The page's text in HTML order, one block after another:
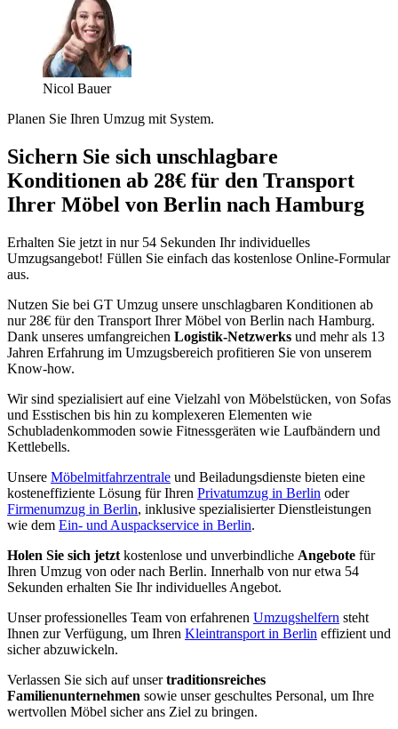
Nicol Bauer
Planen Sie Ihren Umzug mit System.
Sichern Sie sich unschlagbare
Konditionen ab 28€ für den Transport
Ihrer Möbel von Berlin nach Hamburg
Erhalten Sie jetzt in nur 54 Sekunden Ihr individuelles
Umzugsangebot! Füllen Sie einfach das kostenlose Online-Formular
aus.
Nutzen Sie bei GT Umzug unsere unschlagbaren Konditionen ab
nur 28€ für den Transport Ihrer Möbel von Berlin nach Hamburg.
Dank unseres umfangreichen Logistik-Netzwerks und mehr als 13
Jahren Erfahrung im Umzugsbereich profitieren Sie von unserem
Know-how.
Wir sind spezialisiert auf eine Vielzahl von Möbelstücken, von Sofas
und Esstischen bis hin zu komplexeren Elementen wie
Schubladenkommoden sowie Fitnessgeräten wie Laufbändern und
Kettlebells.
Unsere Möbelmitfahrzentrale und Beiladungsdienste bieten eine
kosteneffiziente Lösung für Ihren Privatumzug in Berlin oder
Firmenumzug in Berlin, inklusive spezialisierter Dienstleistungen
wie dem Ein- und Auspackservice in Berlin.
Holen Sie sich jetzt kostenlose und unverbindliche Angebote für
Ihren Umzug von oder nach Berlin. Innerhalb von nur etwa 54
Sekunden erhalten Sie Ihr individuelles Angebot.
Unser professionelles Team von erfahrenen Umzugshelfern steht
Ihnen zur Verfügung, um Ihren Kleintransport in Berlin effizient und
sicher abzuwickeln.
Verlassen Sie sich auf unsertraditionsreiches
Familienunternehmen sowie unser geschultes Personal, um Ihre
wertvollen Möbel sicher ans Ziel zu bringen.